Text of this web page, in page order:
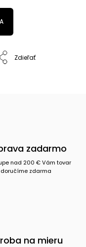
Zdieľať
zadarmo
nad 200 € Vám tovar
doručíme zdarma
na mieru